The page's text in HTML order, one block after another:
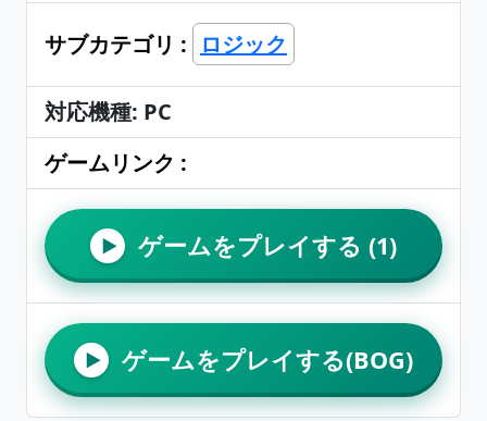
サブカテゴリ : ロジック
対応機種: PC
ゲームリンク :
▶ ゲームをプレイする (1)
▶ ゲームをプレイする(BOG)